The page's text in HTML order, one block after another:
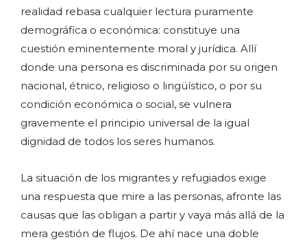
realidad rebasa cualquier lectura puramente
demográfica o económica: constituye una
cuestión eminentemente moral y jurídica. Allí
donde una persona es discriminada por su origen
nacional, étnico, religioso o lingüístico, o por su
condición económica o social, se vulnera
gravemente el principio universal de la igual
dignidad de todos los seres humanos.
La situación de los migrantes y refugiados exige
una respuesta que mire a las personas, afronte las
causas que las obligan a partir y vaya más allá de la
mera gestión de flujos. De ahí nace una doble